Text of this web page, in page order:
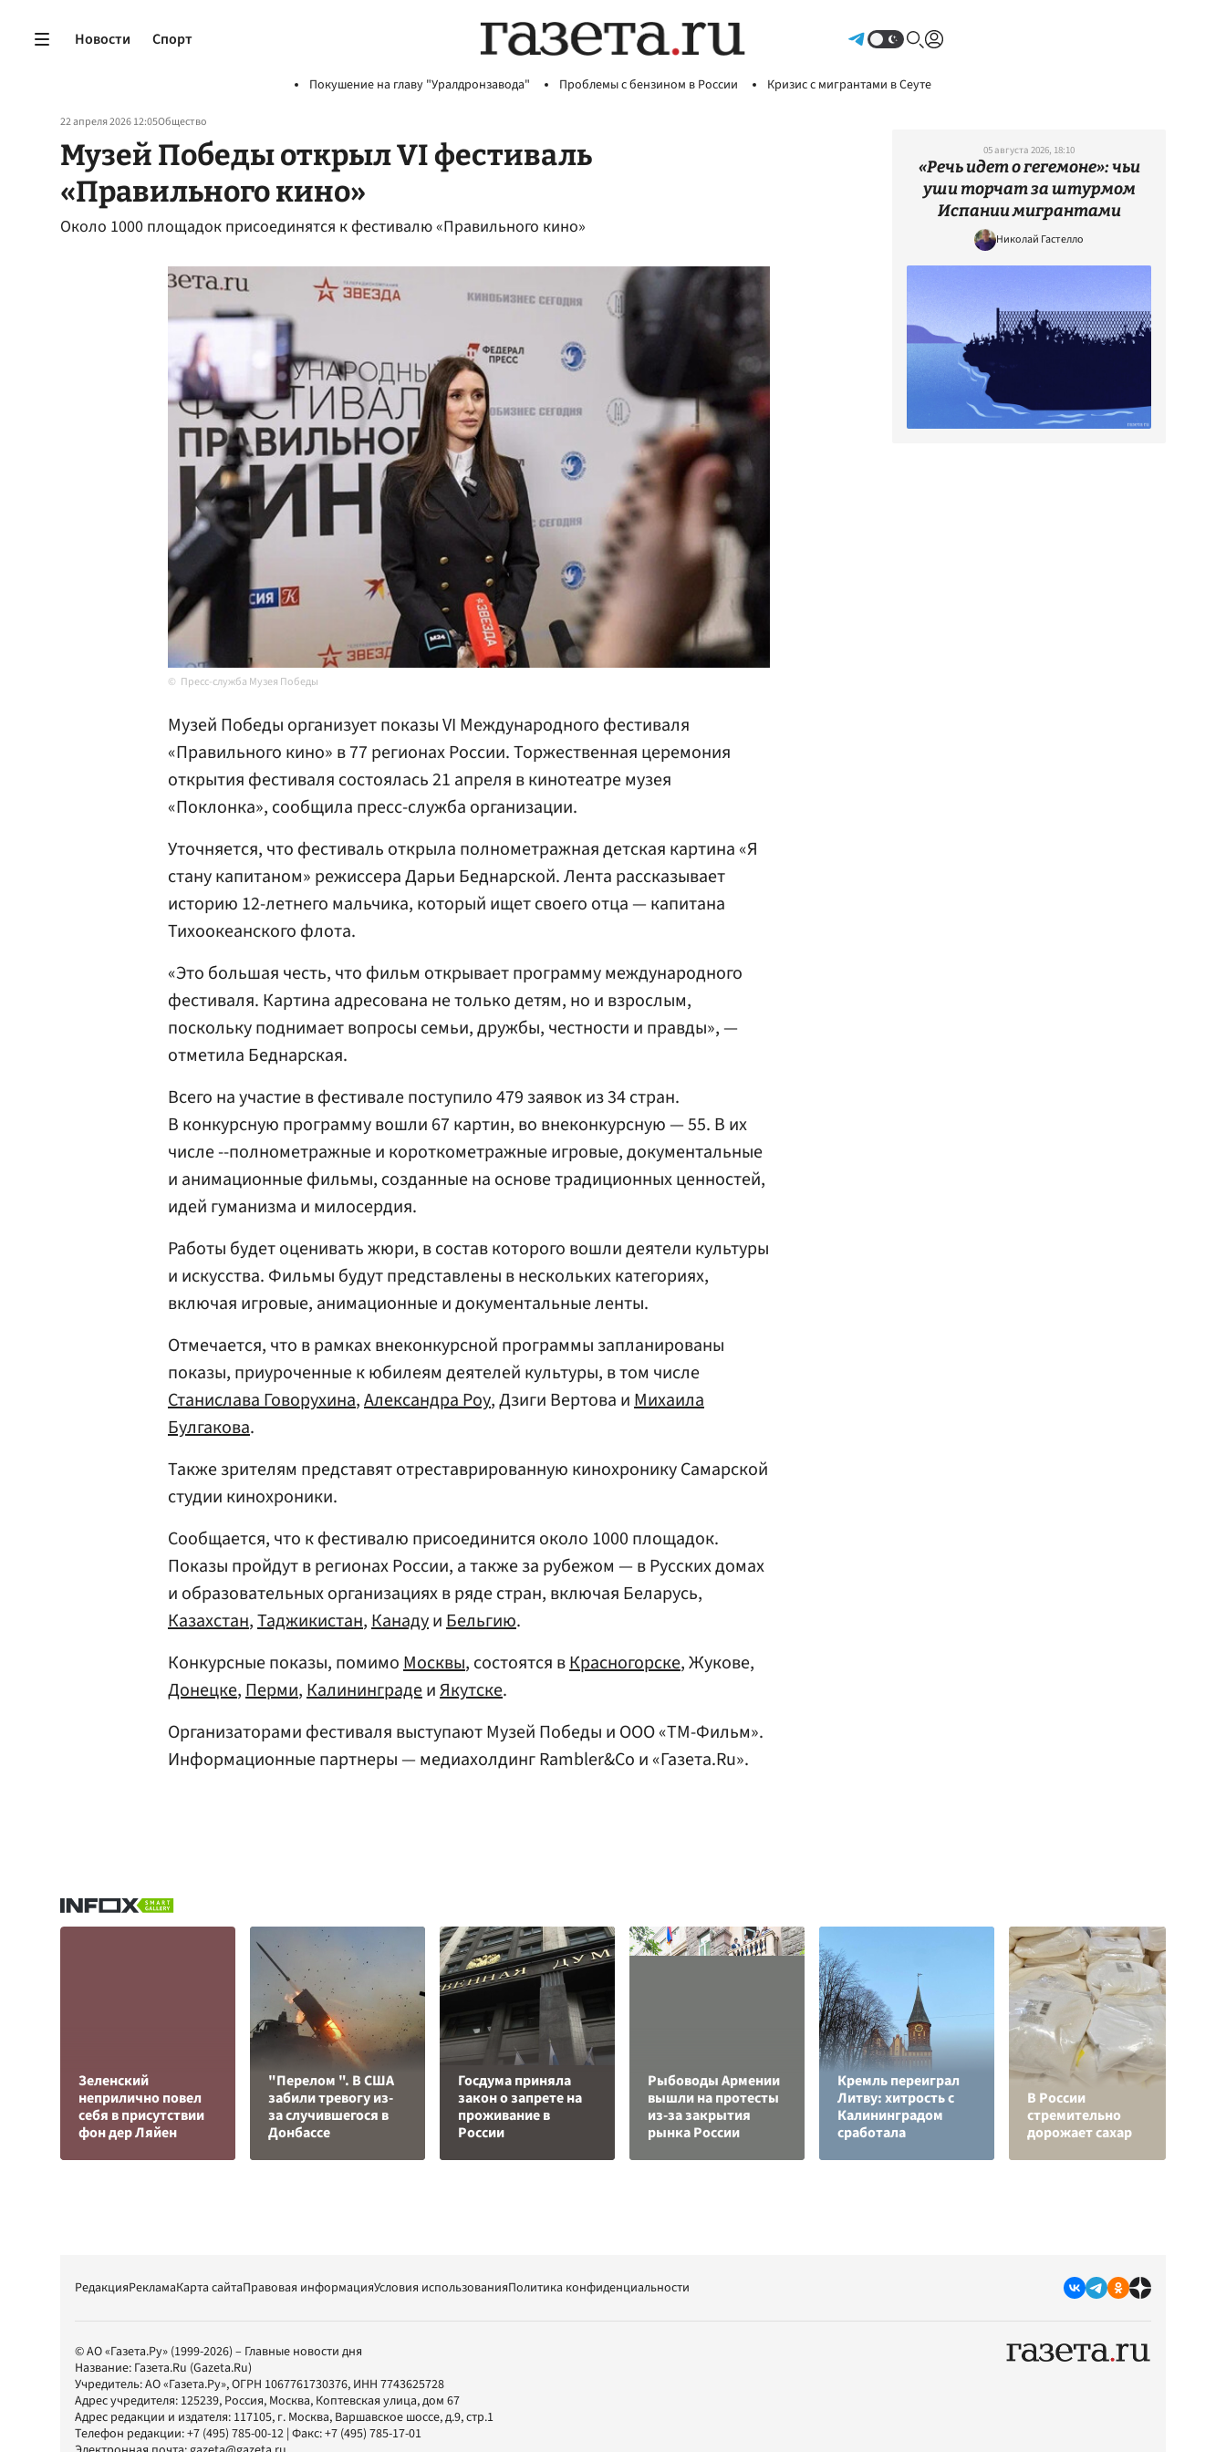
Новости Спорт
Покушение на главу "Уралдронзавода" Проблемы с бензином в России Кризис с мигрантами в Сеуте
22 апреля 2026 12:05Общество
Музей Победы открыл VI фестиваль
«Правильного кино»
Около 1000 площадок присоединятся к фестивалю «Правильного кино»
Пресс-служба Музея Победы
Музей Победы организует показы VI Международного фестиваля
«Правильного кино» в 77 регионах России. Торжественная церемония
открытия фестиваля состоялась 21 апреля в кинотеатре музея
«Поклонка», сообщила пресс-служба организации.
Уточняется, что фестиваль открыла полнометражная детская картина «Я
стану капитаном» режиссера Дарьи Беднарской. Лента рассказывает
историю 12-летнего мальчика, который ищет своего отца — капитана
Тихоокеанского флота.
«Это большая честь, что фильм открывает программу международного
фестиваля. Картина адресована не только детям, но и взрослым,
поскольку поднимает вопросы семьи, дружбы, честности и правды», —
отметила Беднарская.
Всего на участие в фестивале поступило 479 заявок из 34 стран.
В конкурсную программу вошли 67 картин, во внеконкурсную — 55. В их
числе --полнометражные и короткометражные игровые, документальные
и анимационные фильмы, созданные на основе традиционных ценностей,
идей гуманизма и милосердия.
Работы будет оценивать жюри, в состав которого вошли деятели культуры
и искусства. Фильмы будут представлены в нескольких категориях,
включая игровые, анимационные и документальные ленты.
Отмечается, что в рамках внеконкурсной программы запланированы
показы, приуроченные к юбилеям деятелей культуры, в том числе
Станислава Говорухина,Александра Роу, Дзиги Вертова иМихаила
Булгакова.
Также зрителям представят отреставрированную кинохронику Самарской
студии кинохроники.
Сообщается, что к фестивалю присоединится около 1000 площадок.
Показы пройдут в регионах России, а также за рубежом — в Русских домах
и образовательных организациях в ряде стран, включая Беларусь,
Казахстан,Таджикистан,КанадуиБельгию.
Конкурсные показы, помимоМосквы, состоятся вКрасногорске, Жукове,
Донецке,Перми,КалининградеиЯкутске.
Организаторами фестиваля выступают Музей Победы и ООО «ТМ-Фильм».
Информационные партнеры — медиахолдинг Rambler&Co и «Газета.Ru».
05 августа 2026, 18:10
«Речь идет о гегемоне»: чьи
уши торчат за штурмом
Испании мигрантами
Николай Гастелло
Зеленский
неприлично повел
cебя в присутствии
фон дер Ляйен
"Перелом ". В США
забили тревогу из-
за случившегося в
Донбассе
Госдума приняла
закон о запрете на
проживание в
России
Рыбоводы Армении
вышли на протесты
из-за закрытия
рынка России
Кремль переиграл
Литву: хитрость с
Калининградом
сработала
В России
стремительно
дорожает сахар
РедакцияРекламаКарта сайтаПравовая информацияУсловия использованияПолитика конфиденциальности
© АО «Газета.Ру» (1999-2026) – Главные новости дня
Название: Газета.Ru (Gazeta.Ru)
Учредитель:АО «Газета.Ру», ОГРН 1067761730376, ИНН 7743625728
Адрес учредителя: 125239, Россия, Москва, Коптевская улица, дом 67
Адрес редакции и издателя: 117105, г. Москва, Варшавское шоссе, д.9, стр.1
Телефон редакции:+7 (495) 785-00-12 | Факс:+7 (495) 785-17-01